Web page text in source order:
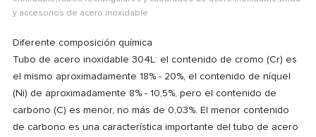
y accesorios de acero inoxidable
Diferente composición química
Tubo de acero inoxidable 304L: el contenido de cromo (Cr) es
el mismo aproximadamente 18% - 20%, el contenido de níquel
(Ni) de aproximadamente 8% - 10,5%, pero el contenido de
carbono (C) es menor, no más de 0,03%. El menor contenido
de carbono es una característica importante del tubo de acero